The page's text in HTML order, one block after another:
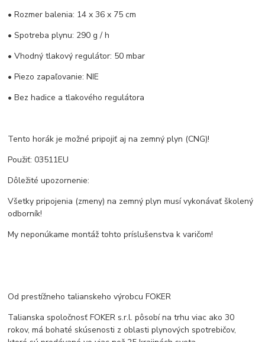
• Rozmer balenia: 14 x 36 x 75 cm
• Spotreba plynu: 290 g / h
• Vhodný tlakový regulátor: 50 mbar
• Piezo zapaľovanie: NIE
• Bez hadice a tlakového regulátora
Tento horák je možné pripojiť aj na zemný plyn (CNG)!
Použiť: 03511EU
Dôležité upozornenie:
Všetky pripojenia (zmeny) na zemný plyn musí vykonávať školený
odborník!
My neponúkame montáž tohto príslušenstva k varičom!
Od prestížneho talianskeho výrobcu FOKER
Talianska spoločnosť FOKER s.r.l. pôsobí na trhu viac ako 30
rokov, má bohaté skúsenosti z oblasti plynových spotrebičov,